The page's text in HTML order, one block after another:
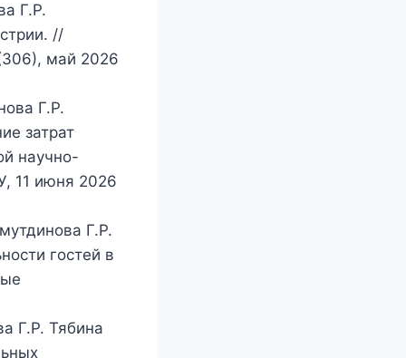
Г.Р.
//
май 2026
Г.Р.
затрат
научно-
11 июня 2026
Г.Р.
гостей в
Г.Р. Тябина